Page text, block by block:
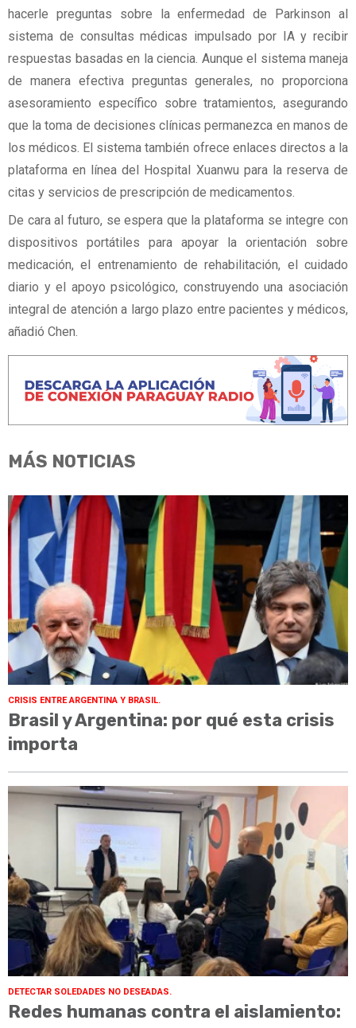
hacerle preguntas sobre la enfermedad de Parkinson al
sistema de consultas médicas impulsado por IA y recibir
respuestas basadas en la ciencia. Aunque el sistema maneja
de manera efectiva preguntas generales, no proporciona
asesoramiento específico sobre tratamientos, asegurando
que la toma de decisiones clínicas permanezca en manos de
los médicos. El sistema también ofrece enlaces directos a la
plataforma en línea del Hospital Xuanwu para la reserva de
citas y servicios de prescripción de medicamentos.
De cara al futuro, se espera que la plataforma se integre con
dispositivos portátiles para apoyar la orientación sobre
medicación, el entrenamiento de rehabilitación, el cuidado
diario y el apoyo psicológico, construyendo una asociación
integral de atención a largo plazo entre pacientes y médicos,
añadió Chen.
MÁS NOTICIAS
CRISIS ENTRE ARGENTINA Y BRASIL.
Brasil y Argentina: por qué esta crisis
importa
DETECTAR SOLEDADES NO DESEADAS.
Redes humanas contra el aislamiento: